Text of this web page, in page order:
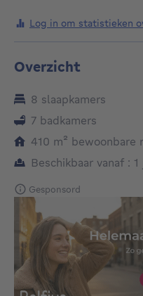
Log in om statistieken
Overzicht
8 slaapkamers
7 badkamers
410 m² vierkante
bewoonbare
Beschikbaar vanaf :
Gesponsord